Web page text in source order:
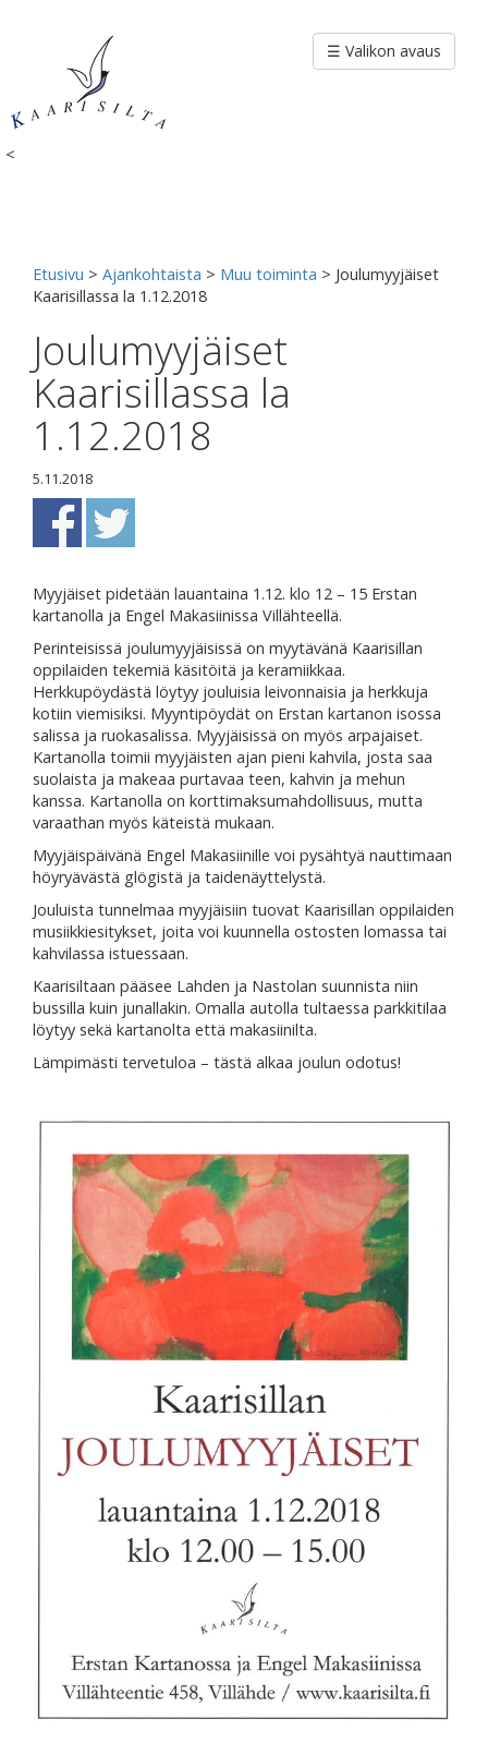
<
☰ Valikon avaus
Etusivu > Ajankohtaista > Muu toiminta > Joulumyyjäiset
Kaarisillassa la 1.12.2018
Joulumyyjäiset
Kaarisillassa la
1.12.2018
5.11.2018
Myyjäiset pidetään lauantaina 1.12. klo 12 – 15 Erstan
kartanolla ja Engel Makasiinissa Villähteellä.
Perinteisissä joulumyyjäisissä on myytävänä Kaarisillan
oppilaiden tekemiä käsitöitä ja keramiikkaa.
Herkkupöydästä löytyy jouluisia leivonnaisia ja herkkuja
kotiin viemisiksi. Myyntipöydät on Erstan kartanon isossa
salissa ja ruokasalissa. Myyjäisissä on myös arpajaiset.
Kartanolla toimii myyjäisten ajan pieni kahvila, josta saa
suolaista ja makeaa purtavaa teen, kahvin ja mehun
kanssa. Kartanolla on korttimaksumahdollisuus, mutta
varaathan myös käteistä mukaan.
Myyjäispäivänä Engel Makasiinille voi pysähtyä nauttimaan
höyryävästä glögistä ja taidenäyttelystä.
Jouluista tunnelmaa myyjäisiin tuovat Kaarisillan oppilaiden
musiikkiesitykset, joita voi kuunnella ostosten lomassa tai
kahvilassa istuessaan.
Kaarisiltaan pääsee Lahden ja Nastolan suunnista niin
bussilla kuin junallakin. Omalla autolla tultaessa parkkitilaa
löytyy sekä kartanolta että makasiinilta.
Lämpimästi tervetuloa – tästä alkaa joulun odotus!